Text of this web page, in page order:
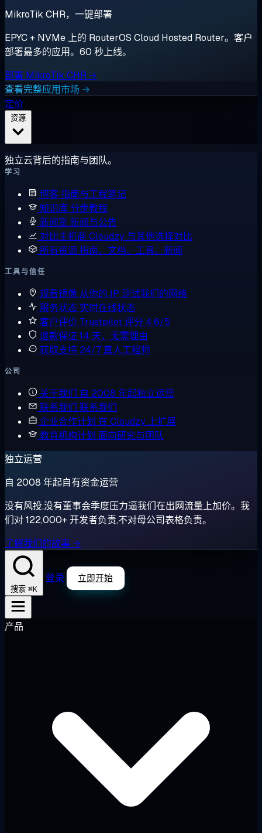
MikroTik CHR，一键部署
EPYC + NVMe 上的 RouterOS Cloud Hosted Router。客户
部署最多的应用。60 秒上线。
部署 MikroTik CHR →
查看完整应用市场 →
定价
独立云背后的指南与团队。
学习
博客指南与工程笔记
知识库 分步教程
新闻室 新闻与公告
对比主机商 Cloudzy 与其他选择对比
所有资源指南、文档、工具、新闻
工具与信任
观看镜像 从你的 IP 测试我们的网络
服务状态 实时在线状态
客户评价 Trustpilot 评分 4.6/5
退款保证 14 天，无需理由
获取支持 24/7 真人工程师
公司
关于我们 自 2008 年起独立运营
联系我们 联系我们
企业合作计划 在 Cloudzy 上扩展
教育机构计划 面向研究与团队
独立运营
自 2008 年起自有资金运营
没有风投,没有董事会季度压力逼我们在出网流量上加价。我
们对 122,000+ 开发者负责,不对母公司表格负责。
了解我们的故事 →
搜索 ⌘K
登录 立即开始
产品